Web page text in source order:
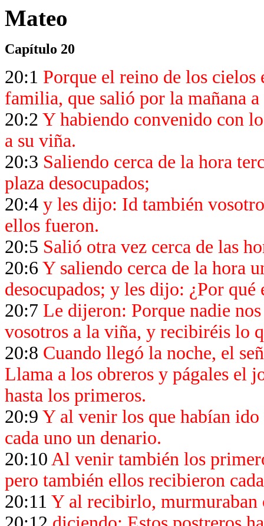
Mateo
Capítulo 20
20:1 Porque el reino de los cielos
familia, que salió por la mañana
20:2 Y habiendo convenido con
a su viña.
20:3 Saliendo cerca de la hora
plaza desocupados;
20:4 y les dijo: Id también
ellos fueron.
20:5 Salió otra vez cerca de las
20:6 Y saliendo cerca de la hora
desocupados; y les dijo: ¿Por qué
20:7 Le dijeron: Porque nadie
vosotros a la viña, y recibiréis lo
20:8 Cuando llegó la noche, el
Llama a los obreros y págales el
hasta los primeros.
20:9 Y al venir los que habían
cada uno un denario.
20:10 Al venir también los
pero también ellos recibieron
20:11 Y al recibirlo, murmuraban